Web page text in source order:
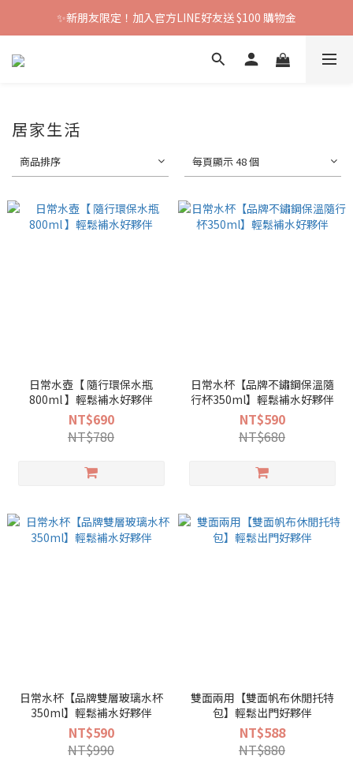
✨新朋友限定！加入官方LINE好友送 $100 購物金
居家生活
商品排序 每頁顯示 48 個
日常水壺【 隨行環保水瓶
800ml 】輕鬆補水好夥伴
NT$690
NT$780
日常水杯【品牌不鏽鋼保溫隨
行杯350ml】輕鬆補水好夥伴
NT$590
NT$680
日常水杯【品牌雙層玻璃水杯
350ml】輕鬆補水好夥伴
NT$590
NT$990
雙面兩用【雙面帆布休閒托特
包】輕鬆出門好夥伴
NT$588
NT$880